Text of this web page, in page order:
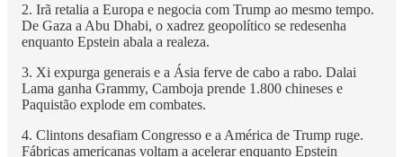
2. Irã retalia a Europa e negocia com Trump ao mesmo tempo.
De Gaza a Abu Dhabi, o xadrez geopolítico se redesenha
enquanto Epstein abala a realeza.
3. Xi expurga generais e a Ásia ferve de cabo a rabo. Dalai
Lama ganha Grammy, Camboja prende 1.800 chineses e
Paquistão explode em combates.
4. Clintons desafiam Congresso e a América de Trump ruge.
Fábricas americanas voltam a acelerar enquanto Epstein